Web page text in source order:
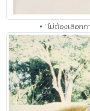
• "ไม่ต้องเลือก